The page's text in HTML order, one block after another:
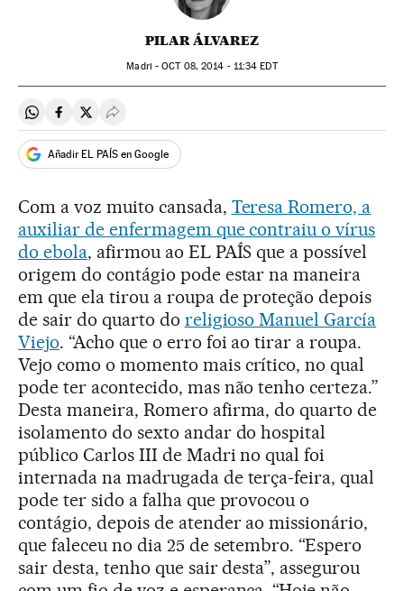
PILAR ÁLVAREZ
Madri -OCT08, 2014 - 11:34 EDT
Compartir en Whatsapp
Compartir en Facebook
Compartir en Twitter
Desplegar Redes Sociales
Añadir EL PAÍS en Google
Com a voz muito cansada, Teresa Romero, a
auxiliar de enfermagem que contraiu o vírus
do ebola, afirmou ao EL PAÍS que a possível
origem do contágio pode estar na maneira
em que ela tirou a roupa de proteção depois
de sair do quarto do religioso Manuel García
Viejo. “Acho que o erro foi ao tirar a roupa.
Vejo como o momento mais crítico, no qual
pode ter acontecido, mas não tenho certeza.”
Desta maneira, Romero afirma, do quarto de
isolamento do sexto andar do hospital
público Carlos III de Madri no qual foi
internada na madrugada de terça-feira, qual
pode ter sido a falha que provocou o
contágio, depois de atender ao missionário,
que faleceu no dia 25 de setembro. “Espero
sair desta, tenho que sair desta”, assegurou